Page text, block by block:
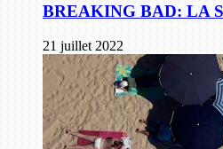
BREAKING BAD: LA
21 juillet 2022